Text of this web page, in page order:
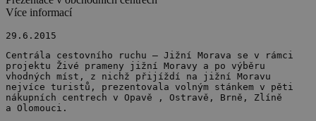
Více informací
29.6.2015
Centrála cestovního ruchu – Jižní Morava se v rámci
projektu Živé prameny jižní Moravy a po výběru
vhodných míst, z nichž přijíždí na jižní Moravu
nejvíce turistů, prezentovala volným stánkem v pěti
nákupních centrech v Opavě , Ostravě, Brně, Zlíně
a Olomouci.